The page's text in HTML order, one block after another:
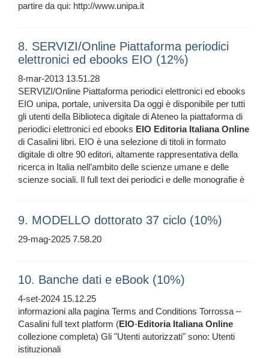
partire da qui: http://www.unipa.it
8. SERVIZI/Online Piattaforma periodici
elettronici ed ebooks EIO (12%)
8-mar-2013 13.51.28
SERVIZI/Online Piattaforma periodici elettronici ed ebooks
EIO unipa, portale, universita Da oggi è disponibile per tutti
gli utenti della Biblioteca digitale di Ateneo la piattaforma di
periodici elettronici ed ebooks EIO Editoria Italiana Online
di Casalini libri. EIO è una selezione di titoli in formato
digitale di oltre 90 editori, altamente rappresentativa della
ricerca in Italia nell’ambito delle scienze umane e delle
scienze sociali. Il full text dei periodici e delle monografie è
9. MODELLO dottorato 37 ciclo (10%)
29-mag-2025 7.58.20
10. Banche dati e eBook (10%)
4-set-2024 15.12.25
informazioni alla pagina Terms and Conditions Torrossa –
Casalini full text platform (EIO-Editoria Italiana Online
collezione completa) Gli "Utenti autorizzati" sono: Utenti
istituzionali